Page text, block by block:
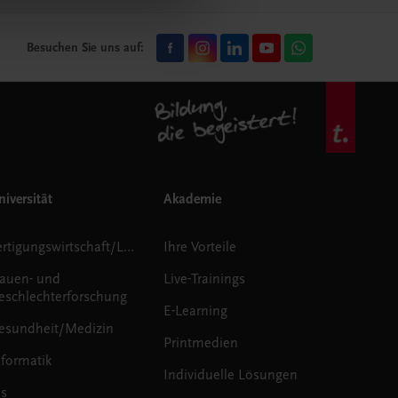
Besuchen Sie uns auf:
Fertigungswirtschaft/Logistik
und
Medizin
Akademie
Ihre Vorteile
Live-Trainings
E-Learning
Printmedien
Individuelle Lösungen